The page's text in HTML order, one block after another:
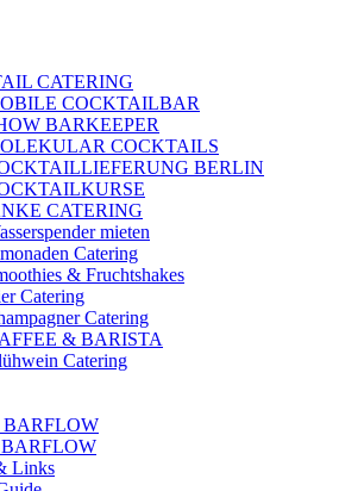
CATERING
COCKTAILBAR
BARKEEPER
COCKTAILS
BERLIN
CATERING
mieten
Catering
& Fruchtshakes
Catering
Catering
& BARISTA
Catering
BARFLOW
BARFLOW
Links